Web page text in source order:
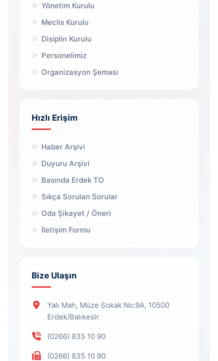
Yönetim Kurulu
Meclis Kurulu
Disiplin Kurulu
Personelimiz
Organizasyon Şeması
Hızlı Erişim
Haber Arşivi
Duyuru Arşivi
Basında Erdek TO
Sıkça Sorulan Sorular
Oda Şikayet / Öneri
İletişim Formu
Bize Ulaşın
Yalı Mah, Müze Sokak No:9A, 10500
Erdek/Balıkesir
(0266) 835 10 90
(0266) 835 10 90